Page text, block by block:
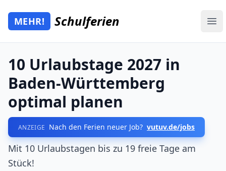
Zum Hauptinhalt springen
Mehr Schulferien
MEHR! Schulferien
10 Urlaubstage 2027 in
Baden-Württemberg
optimal planen
ANZEIGE Nach den Ferien neuer Job? vutuv.de/jobs
Mit 10 Urlaubstagen bis zu 19 freie Tage am
Stück!